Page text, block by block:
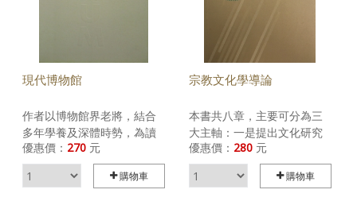
社會恰是這種同一的開始。
人類的差異及別見。藉由本
書概觀自然神的義理與內
涵，並由此而觀未來，不失
為人類轉型期的清理與企
向。
現代博物館
作者以博物館界老將，結合
多年學養及深體時勢，為讀
者介紹現代博物館，藉以了
解博物館功能，運用社會資
源，促進人際互動及服務精
優惠價： 270 元
購物車
宗教文化學導論
本書共八章，主要可分為三
大主軸：一是提出文化研究
與宗教研究的交匯，提出
「宗教文化觀」的學術觀
念。二是藉由當代學者的研
優惠價： 280元
購物車